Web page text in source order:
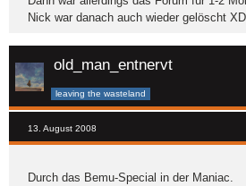
Nick war danach auch wieder gelöscht
old_man_entnervt
leaving the wasteland
13. August 2008
Durch das Bemu-Special in der Maniac.